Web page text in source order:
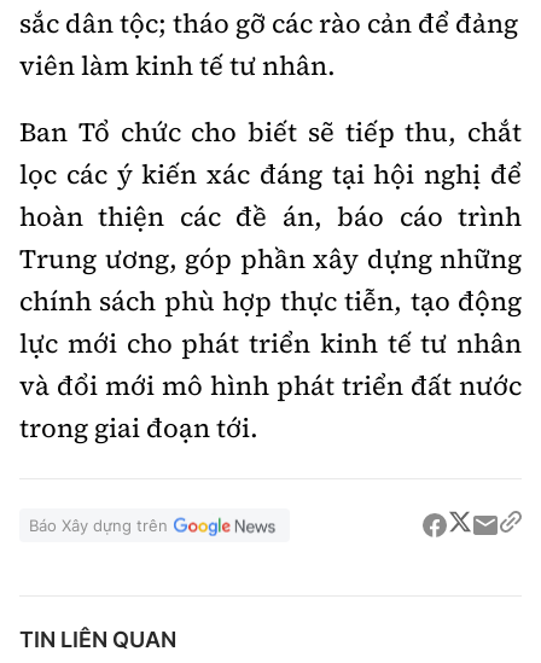
sắc dân tộc; tháo gỡ các rào cản để đảng
viên làm kinh tế tư nhân.
Ban Tổ chức cho biết sẽ tiếp thu, chắt
lọc các ý kiến xác đáng tại hội nghị để
hoàn thiện các đề án, báo cáo trình
Trung ương, góp phần xây dựng những
chính sách phù hợp thực tiễn, tạo động
lực mới cho phát triển kinh tế tư nhân
và đổi mới mô hình phát triển đất nước
trong giai đoạn tới.
Báo Xây dựng trên
TIN LIÊN QUAN